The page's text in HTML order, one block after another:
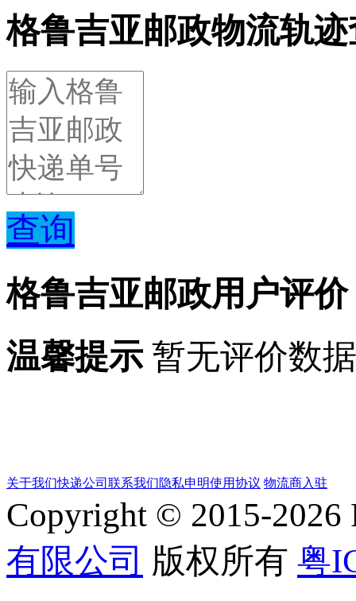
格鲁吉亚邮政物流轨
查询
格鲁吉亚邮政用户评价
温馨提示暂无评价数据
关于我们快递公司 联系我们隐私申明使用协议 物流商入驻
Copyright © 2015-2026
有限公司 版权所有 粤